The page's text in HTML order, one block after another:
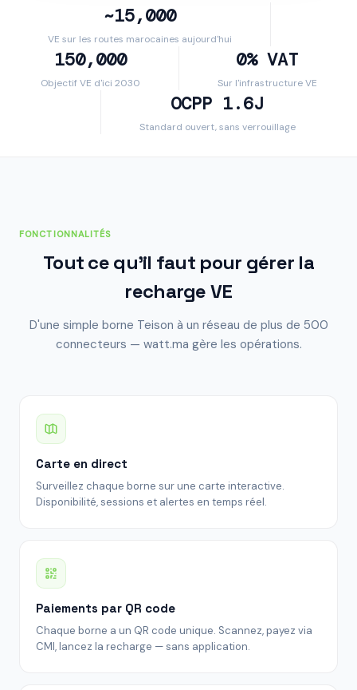
~15,000
VE sur les routes marocaines aujourd'hui
150,000
Objectif VE d'ici 2030
0% VAT
Sur l'infrastructure VE
OCPP 1.6J
Standard ouvert, sans verrouillage
FONCTIONNALITÉS
Tout ce qu'il faut pour gérer la
recharge VE
D'une simple borne Teison à un réseau de plus de 500
connecteurs — watt.ma gère les opérations.
Carte en direct
Surveillez chaque borne sur une carte interactive.
Disponibilité, sessions et alertes en temps réel.
Paiements par QR code
Chaque borne a un QR code unique. Scannez, payez via
CMI, lancez la recharge — sans application.